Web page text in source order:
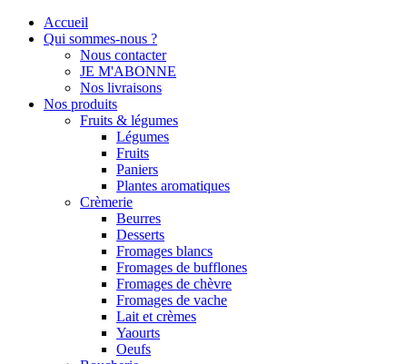
Accueil
Qui sommes-nous ?
Nous contacter
JE M'ABONNE
Nos livraisons
Nos produits
Fruits & légumes
Légumes
Fruits
Paniers
Plantes aromatiques
Crèmerie
Beurres
Desserts
Fromages blancs
Fromages de bufflones
Fromages de chèvre
Fromages de vache
Lait et crèmes
Yaourts
Oeufs